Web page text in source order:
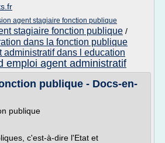
agent stagiaire fonction publique
stagiaire fonction publique /
dans la fonction publique
administratif dans l education
emploi agent administratif
publique - Docs-en-
publique
c'est-à-dire l'Etat et